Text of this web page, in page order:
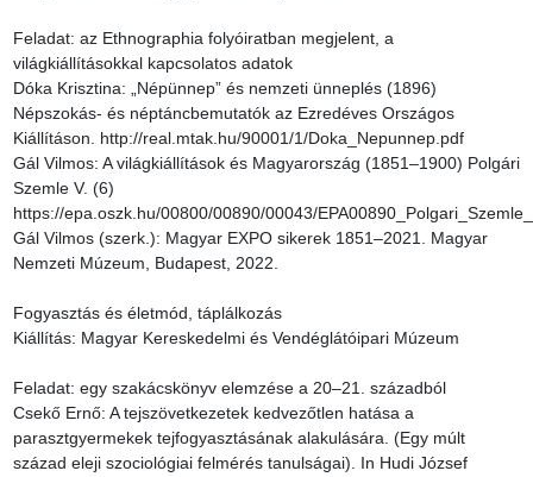
Feladat: az Ethnographia folyóiratban megjelent, a
világkiállításokkal kapcsolatos adatok
Dóka Krisztina: „Népünnep” és nemzeti ünneplés (1896)
Népszokás- és néptáncbemutatók az Ezredéves Országos
Kiállításon. http://real.mtak.hu/90001/1/Doka_Nepunnep.pdf
Gál Vilmos: A világkiállítások és Magyarország (1851–1900) Polgári
Szemle V. (6)
https://epa.oszk.hu/00800/00890/00043/
Gál Vilmos (szerk.): Magyar EXPO sikerek 1851–2021. Magyar
Nemzeti Múzeum, Budapest, 2022.
Fogyasztás és életmód, táplálkozás
Kiállítás: Magyar Kereskedelmi és Vendéglátóipari Múzeum
Feladat: egy szakácskönyv elemzése a 20–21. századból
Csekő Ernő: A tejszövetkezetek kedvezőtlen hatása a
parasztgyermekek tejfogyasztásának alakulására. (Egy múlt
század eleji szociológiai felmérés tanulságai). In Hudi József